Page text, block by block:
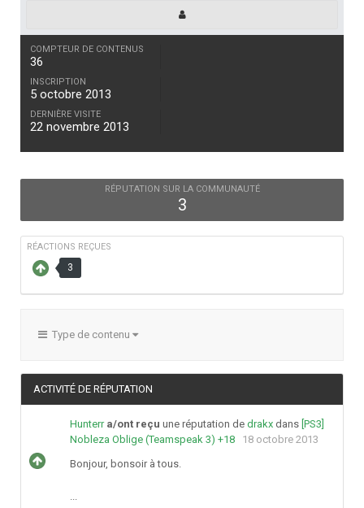
COMPTEUR DE CONTENUS
36
INSCRIPTION
5 octobre 2013
DERNIÈRE VISITE
22 novembre 2013
RÉPUTATION SUR LA COMMUNAUTÉ
3
RÉACTIONS REÇUES
3
Type de contenu
ACTIVITÉ DE RÉPUTATION
Hunterr a/ont reçu une réputation de drakx dans [PS3]
Nobleza Oblige (Teamspeak 3) +18
18 octobre 2013
Bonjour, bonsoir à tous.
...